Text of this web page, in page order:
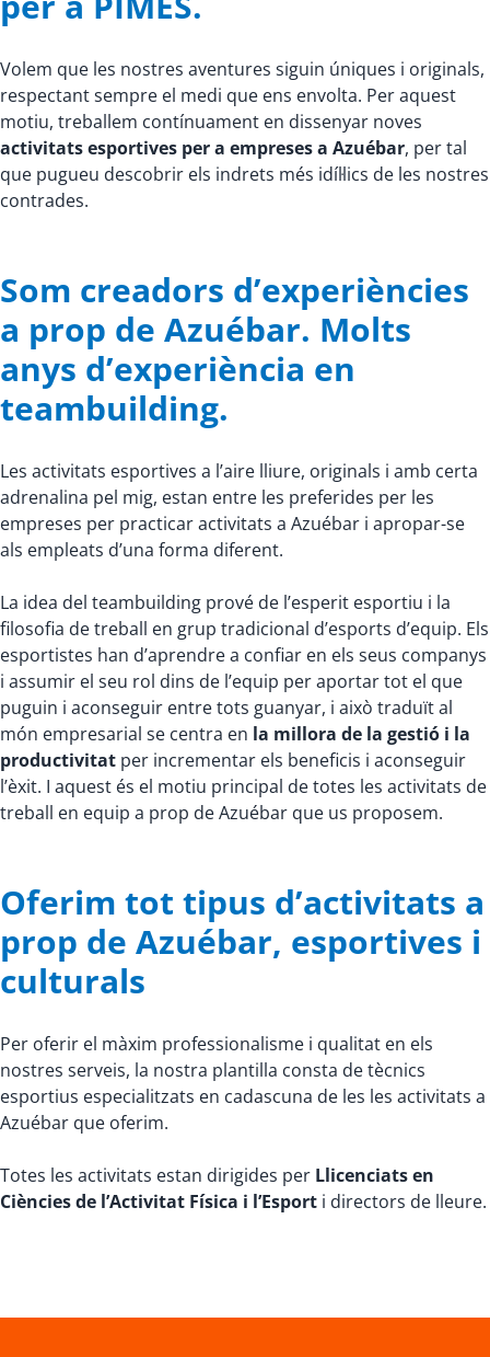
Volem que les nostres aventures siguin úniques i originals,
respectant sempre el medi que ens envolta. Per aquest
motiu, treballem contínuament en dissenyar noves
activitats esportives per a empreses a Azuébar, per tal
que pugueu descobrir els indrets més idíl·lics de les nostres
contrades.
Som creadors d’experiències
a prop de Azuébar. Molts
anys d’experiència en
teambuilding.
Les activitats esportives a l’aire lliure, originals i amb certa
adrenalina pel mig, estan entre les preferides per les
empreses per practicar activitats a Azuébar i apropar-se
als empleats d’una forma diferent.
La idea del teambuilding prové de l’esperit esportiu i la
filosofia de treball en grup tradicional d’esports d’equip. Els
esportistes han d’aprendre a confiar en els seus companys
i assumir el seu rol dins de l’equip per aportar tot el que
puguin i aconseguir entre tots guanyar, i això traduït al
món empresarial se centra en la millora de la gestió i la
productivitat per incrementar els beneficis i aconseguir
l’èxit. I aquest és el motiu principal de totes les activitats de
treball en equip a prop de Azuébar que us proposem.
Oferim tot tipus d’activitats a
prop de Azuébar, esportives i
culturals
Per oferir el màxim professionalisme i qualitat en els
nostres serveis, la nostra plantilla consta de tècnics
esportius especialitzats en cadascuna de les les activitats a
Azuébar que oferim.
Totes les activitats estan dirigides per Llicenciats en
Ciències de l’Activitat Física i l’Esport i directors de lleure.